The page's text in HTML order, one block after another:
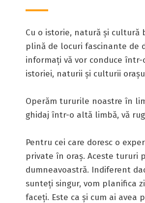
Cu o istorie, natură și cultură
plină de locuri fascinante de
informați vă vor conduce
istoriei, naturii și culturii
Operăm tururile noastre în
ghidaj într-o altă limbă, vă
Pentru cei care doresc o
private în oraș. Aceste
dumneavoastră. Indiferent
sunteți singur, vom planifica
faceți. Este ca și cum ai avea